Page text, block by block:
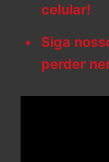
celular!
Siga
perder